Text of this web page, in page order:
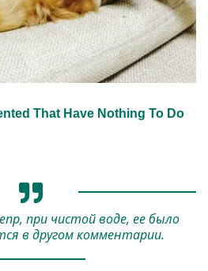
при чистой воде, ее было
в другом комментарии.